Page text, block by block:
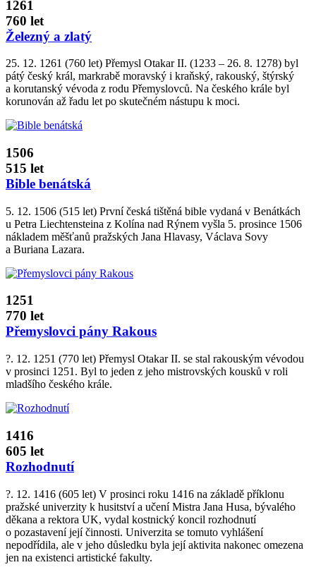
1261
760 let
Železný a zlatý
25. 12. 1261 (760 let) Přemysl Otakar II. (1233 – 26. 8. 1278) byl
pátý český král, markrabě moravský i kraňský, rakouský, štýrský
a korutanský vévoda z rodu Přemyslovců. Na českého krále byl
korunován až řadu let po skutečném nástupu k moci.
1506
515 let
Bible benátská
5. 12. 1506 (515 let) První česká tištěná bible vydaná v Benátkách
u Petra Liechtensteina z Kolína nad Rýnem vyšla 5. prosince 1506
nákladem měšťanů pražských Jana Hlavasy, Václava Sovy
a Buriana Lazara.
1251
770 let
Přemyslovci pány Rakous
?. 12. 1251 (770 let) Přemysl Otakar II. se stal rakouským vévodou
v prosinci 1251. Byl to jeden z jeho mistrovských kousků v roli
mladšího českého krále.
1416
605 let
Rozhodnutí
?. 12. 1416 (605 let) V prosinci roku 1416 na základě příklonu
pražské univerzity k husitství a učení Mistra Jana Husa, bývalého
děkana a rektora UK, vydal kostnický koncil rozhodnutí
o pozastavení její činnosti. Univerzita se tomuto vyhlášení
nepodřídila, ale v jeho důsledku byla její aktivita nakonec omezena
jen na existenci artistické fakulty.